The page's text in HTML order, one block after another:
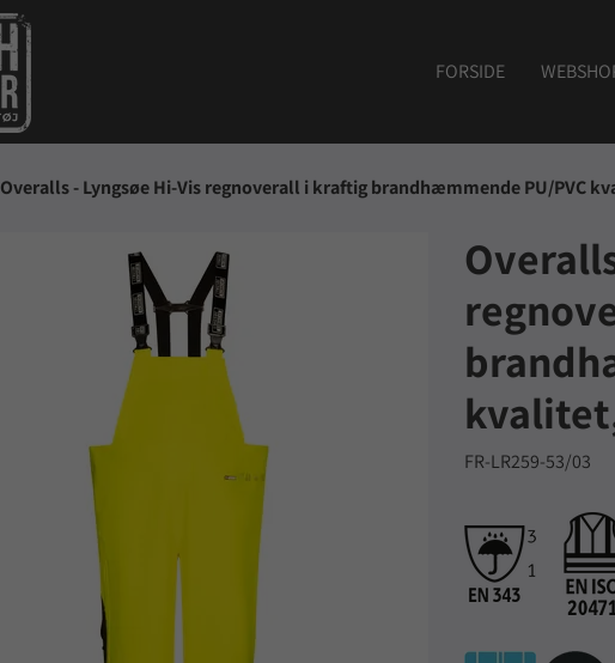
FORSIDE
Overalls - Lyngsøe Hi-Vis regnoverall i kraftig brandhæmmende PU/PVC
FR-LR259-53/03